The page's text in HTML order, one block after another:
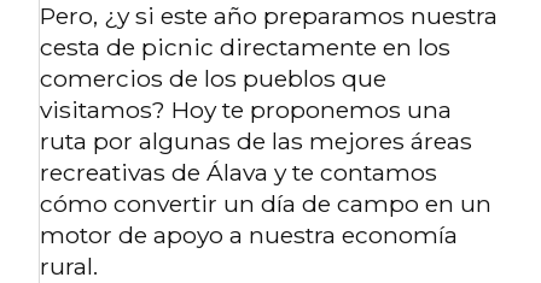
Pero, ¿y si este año preparamos nuestra
cesta de picnic directamente en los
comercios de los pueblos que
visitamos? Hoy te proponemos una
ruta por algunas de las mejores áreas
recreativas de Álava y te contamos
cómo convertir un día de campo en un
motor de apoyo a nuestra economía
rural.